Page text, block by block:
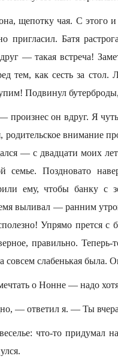
щепотку чая. С этого
пригласил. Батя
— такая встреча!
тем, как сесть за
Подвинул
произнес он вдруг. Я
внимание
— с двадцати моих
семье. Поздновато
ему, чтобы банку с
выливал — ранним
Упрямо прется
правильно.
слабенькая была.
о Нонне — надо
— ответил я. — Ты
что-то придумал